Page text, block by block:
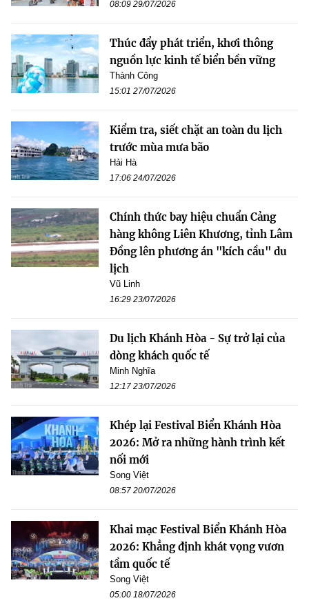
08:09 29/07/2026
Thúc đẩy phát triển, khơi thông
nguồn lực kinh tế biển bền vững
Thành Công
15:01 27/07/2026
Kiểm tra, siết chặt an toàn du lịch
trước mùa mưa bão
Hải Hà
17:06 24/07/2026
Chính thức bay hiệu chuẩn Cảng
hàng không Liên Khương, tỉnh Lâm
Đồng lên phương án "kích cầu" du
lịch
Vũ Linh
16:29 23/07/2026
Du lịch Khánh Hòa - Sự trở lại của
dòng khách quốc tế
Minh Nghĩa
12:17 23/07/2026
Khép lại Festival Biển Khánh Hòa
2026: Mở ra những hành trình kết
nối mới
Song Việt
08:57 20/07/2026
Khai mạc Festival Biển Khánh Hòa
2026: Khẳng định khát vọng vươn
tầm quốc tế
Song Việt
05:00 18/07/2026